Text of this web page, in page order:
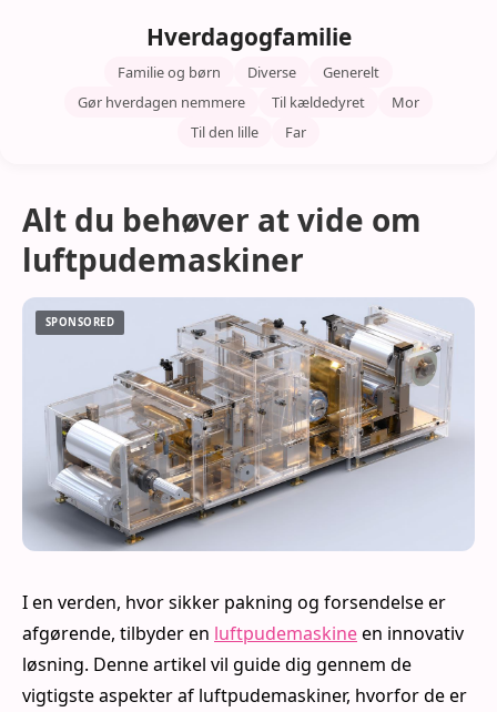
Hverdagogfamilie
Familie og børn Diverse
Generelt
Gør hverdagen nemmere
Til kældedyret
Mor
Til den lille
Far
Alt du behøver at vide om
luftpudemaskiner
I en verden, hvor sikker pakning og forsendelse er
afgørende, tilbyder en luftpudemaskineen innovativ
løsning. Denne artikel vil guide dig gennem de
vigtigste aspekter af luftpudemaskiner, hvorfor de er